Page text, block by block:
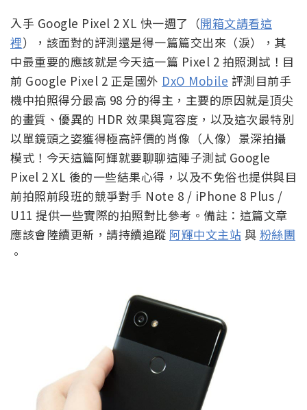
入手 Google Pixel 2 XL 快一週了（開箱文請看這
裡），該面對的評測還是得一篇篇交出來（淚），其
中最重要的應該就是今天這一篇 Pixel 2 拍照測試！目
前 Google Pixel 2 正是國外 DxO Mobile 評測目前手
機中拍照得分最高 98 分的得主，主要的原因就是頂尖
的畫質、優異的 HDR 效果與寬容度，以及這次最特別
以單鏡頭之姿獲得極高評價的肖像（人像）景深拍攝
模式！今天這篇阿輝就要聊聊這陣子測試 Google
Pixel 2 XL 後的一些結果心得，以及不免俗也提供與目
前拍照前段班的競爭對手 Note 8 / iPhone 8 Plus /
U11 提供一些實際的拍照對比參考。備註：這篇文章
應該會陸續更新，請持續追蹤 阿輝中文主站 與 粉絲團
。